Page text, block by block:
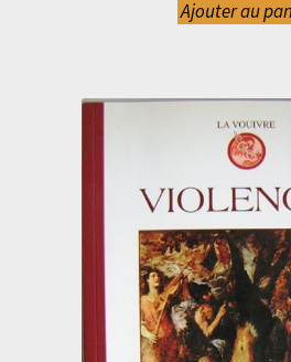
Ajouter au